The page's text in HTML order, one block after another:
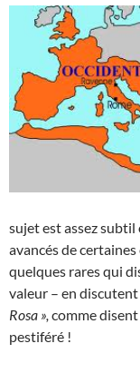
sujet est assez subtil
avancés de
quelques rares qui
valeur – en
Rosa », comme disent
pestiféré !